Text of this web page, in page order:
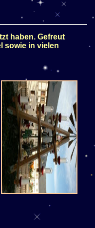
haben. Gefreut
sowie in vielen